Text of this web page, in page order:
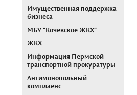
Имущественная поддержка
бизнеса
МБУ "Кочевское ЖКХ"
ЖКХ
Информация Пермской
транспортной прокуратуры
Антимонопольный
комплаенс